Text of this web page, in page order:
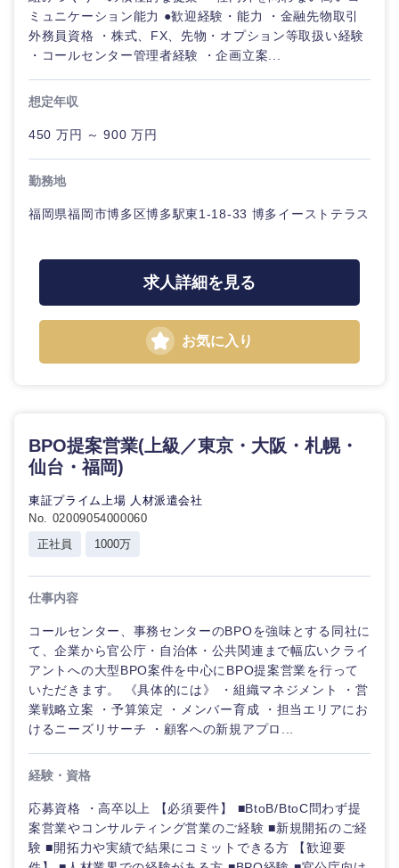
岐阜県 静岡県
滋賀県 京都府
大阪府 兵庫県
奈良県 和歌山県
ミュニケーション能力 ●歓迎経験・能力 ・金融先物取引
外務員資格 ・株式、FX、先物・オプション等取扱い経験
・コールセンター管理者経験 ・企画立案...
想定年収
450 万円 ～ 900 万円
勤務地
福岡県福岡市博多区博多駅東1-18-33 博多イーストテラス
求人詳細を見る
お気に入り
BPO提案営業(上級／東京・大阪・札幌・
仙台・福岡)
東証プライム上場 人材派遣会社
No. 02009054000060
正社員
1000万
仕事内容
コールセンター、事務センターのBPOを強味とする同社に
て、企業から官公庁・自治体・公共関連まで幅広いクライ
アントへの大型BPO案件を中心にBPO提案営業を行って
いただきます。 《具体的には》 ・組織マネジメント ・営
業戦略立案 ・予算策定 ・メンバー育成 ・担当エリアにお
けるニーズリサーチ ・顧客への新規アプロ...
経験・資格
応募資格 ・高卒以上 【必須要件】 ■BtoB/BtoC問わず提
案営業やコンサルティング営業のご経験 ■新規開拓のご経
験 ■開拓力や実績で結果にコミットできる方 【歓迎要